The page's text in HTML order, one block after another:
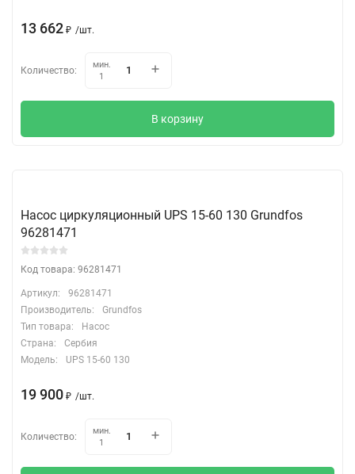
13 662 ₽ /шт.
Количество:
мин.
1
В корзину
Насос циркуляционный UPS 15-60 130 Grundfos
96281471
Код товара: 96281471
Артикул:
96281471
Производитель:
Grundfos
Тип товара:
Насос
Страна:
Сербия
Модель:
UPS 15-60 130
19 900 ₽ /шт.
Количество:
мин.
1